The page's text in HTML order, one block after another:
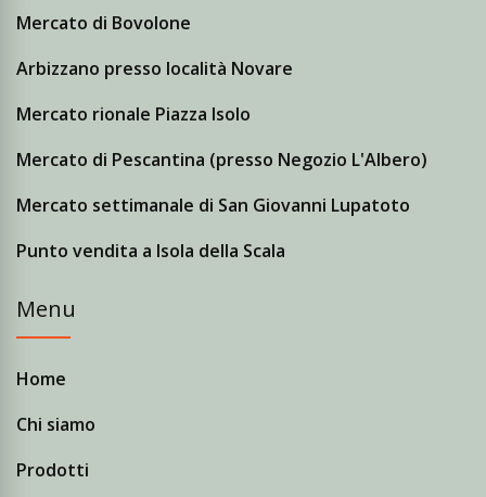
Mercato di Bovolone
Arbizzano presso località Novare
Mercato rionale Piazza Isolo
Mercato di Pescantina (presso Negozio L'Albero)
Mercato settimanale di San Giovanni Lupatoto
Punto vendita a Isola della Scala
Menu
Home
Chi siamo
Prodotti